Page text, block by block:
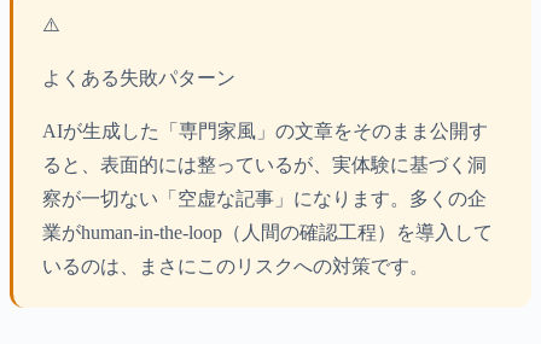
⚠️
よくある失敗パターン
AIが生成した「専門家風」の文章をそのまま公開す
ると、表面的には整っているが、実体験に基づく洞
察が一切ない「空虚な記事」になります。多くの企
業がhuman-in-the-loop（人間の確認工程）を導入して
いるのは、まさにこのリスクへの対策です。